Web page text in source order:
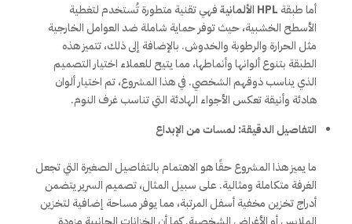
أما طبقة HPL الألمانية
فهي تقنية متطورة تُستخدم لتغطية
الأسطح الخشبية، حيث توفر حماية شاملة ضد العوامل الخارجية
مثل الحرارة والرطوبة والخدوش. بالإضافة إلى ذلك، تتميز هذه
الطبقة بتنوع ألوانها وأنماطها، مما يتيح للعملاء اختيار التصميم
الذي يناسب ذوقهم الشخصي. في هذا المشروع، تم اختيار ألوان
هادئة وأنيقة تعكس الأجواء الهادئة التي تناسب غرف النوم.
التفاصيل الدقيقة: لمسات من الإبداع
ما يميز هذا المشروع حقًا هو الاهتمام بالتفاصيل الصغيرة التي تجعل
الغرفة متكاملة ومثالية. على سبيل المثال، تصميم السرير يتضمن
أدراج تخزين مخفية أسفل المرتبة، مما يوفر مساحة إضافية لتخزين